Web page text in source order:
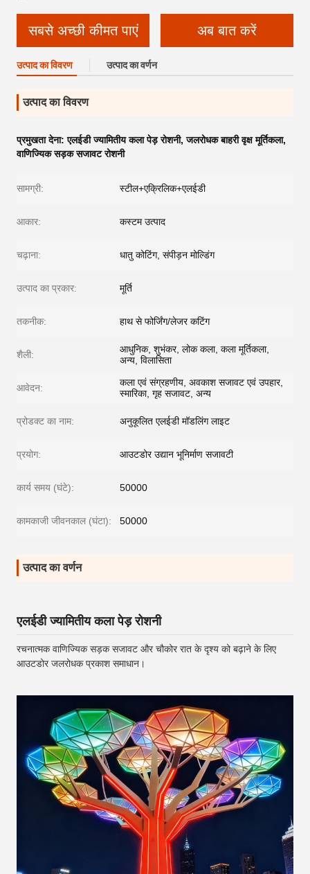
सबसे अच्छी कीमत पाएं अब बात करें
उत्पाद का विवरण उत्पाद का वर्णन
उत्पाद का विवरण
प्रमुखता देना:एलईडी ज्यामितीय कला पेड़ रोशनी,जलरोधक बाहरी वृक्ष मूर्तिकला,
वाणिज्यिक सड़क सजावट रोशनी
सामग्री: स्टील+एक्रिलिक+एलईडी
आकार: कस्टम उत्पाद
चढ़ाना: धातु कोटिंग, संपीड़न मोल्डिंग
उत्पाद का प्रकार: मूर्ति
तकनीक: हाथ से फोर्जिंग/लेजर कटिंग
शैली:
आधुनिक, शुभंकर, लोक कला, कला मूर्तिकला,
अन्य, विलासिता
आवेदन:
कला एवं संग्रहणीय, अवकाश सजावट एवं उपहार,
स्मारिका, गृह सजावट, अन्य
प्रोडक्ट का नाम: अनुकूलित एलईडी मॉडलिंग लाइट
प्रयोग: आउटडोर उद्यान भूनिर्माण सजावटी
कार्य समय (घंटे): 50000
कामकाजी जीवनकाल (घंटा): 50000
उत्पाद का वर्णन
एलईडी ज्यामितीय कला पेड़ रोशनी
रचनात्मक वाणिज्यिक सड़क सजावट और चौकोर रात के दृश्य को बढ़ाने के लिए
आउटडोर जलरोधक प्रकाश समाधान।